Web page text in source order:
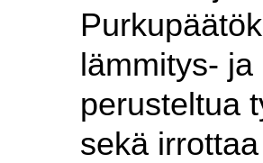
lämmitys-
perusteltua
sekä